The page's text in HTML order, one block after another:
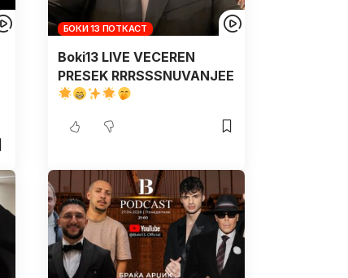
БОКИ 13 ПОТКАСТ
Boki13 LIVE VECEREN
PRESEK RRRSSSNUVANJEE